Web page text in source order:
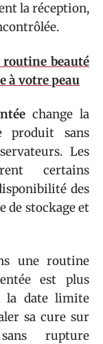
la réception,
beauté
à votre peau
change la
produit sans
Les
certains
des
de stockage et
une routine
est plus
la date limite
sa cure sur
rupture